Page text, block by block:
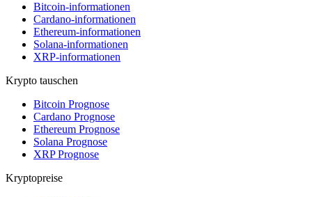
Bitcoin-informationen
Cardano-informationen
Ethereum-informationen
Solana-informationen
XRP-informationen
Krypto tauschen
Bitcoin Prognose
Cardano Prognose
Ethereum Prognose
Solana Prognose
XRP Prognose
Kryptopreise